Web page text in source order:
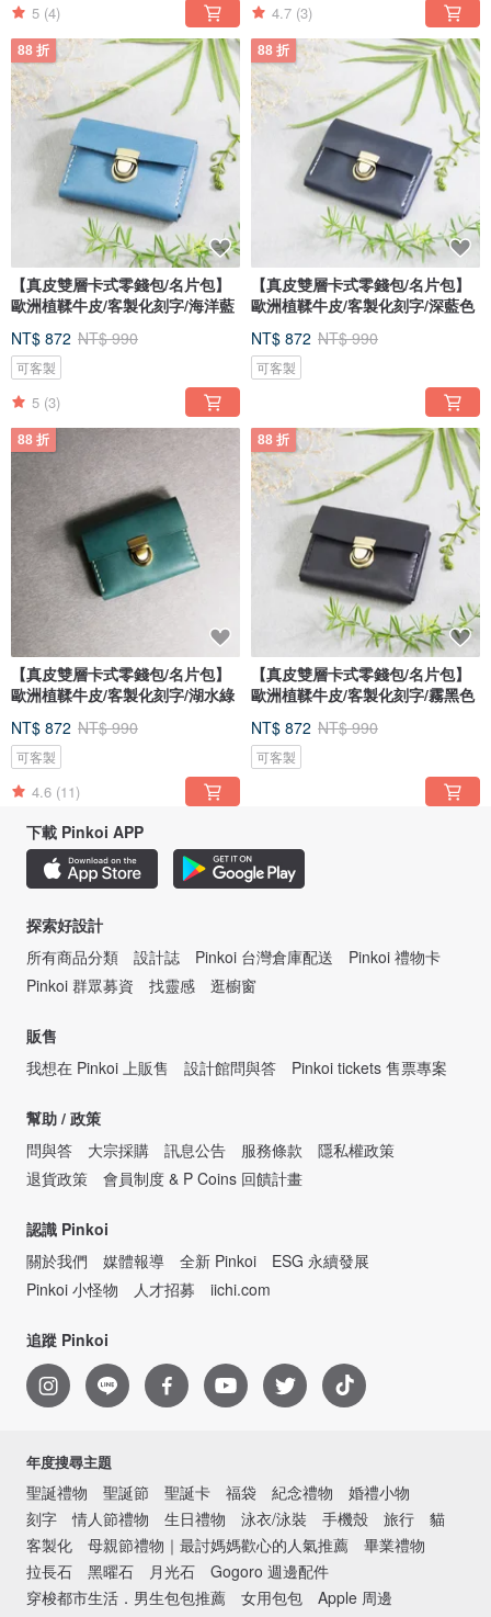
5 (4) 4.7 (3)
88 折
【真皮雙層卡式零錢包/名片包】
歐洲植鞣牛皮/客製化刻字/海洋藍
NT$ 872 NT$ 990
可客製
5 (3)
88 折
【真皮雙層卡式零錢包/名片包】
歐洲植鞣牛皮/客製化刻字/深藍色
NT$ 872 NT$ 990
可客製
88 折
【真皮雙層卡式零錢包/名片包】
歐洲植鞣牛皮/客製化刻字/湖水綠
NT$ 872 NT$ 990
可客製
4.6 (11)
88 折
【真皮雙層卡式零錢包/名片包】
歐洲植鞣牛皮/客製化刻字/霧黑色
NT$ 872 NT$ 990
可客製
下載 Pinkoi APP
探索好設計
所有商品分類
設計誌 Pinkoi 台灣倉庫配送
Pinkoi 禮物卡
Pinkoi 群眾募資
找靈感 逛櫥窗
販售
我想在 Pinkoi 上販售
設計館問與答 Pinkoi tickets 售票專案
幫助 / 政策
問與答
大宗採購 訊息公告 服務條款
隱私權政策
退貨政策
會員制度 & P Coins 回饋計畫
認識 Pinkoi
關於我們
媒體報導 全新 Pinkoi
ESG 永續發展
Pinkoi 小怪物
人才招募 iichi.com
追蹤 Pinkoi
年度搜尋主題
聖誕禮物 聖誕節 聖誕卡 福袋 紀念禮物
婚禮小物
刻字
情人節禮物 生日禮物 泳衣/泳裝 手機殼 旅行
貓
客製化
母親節禮物｜最討媽媽歡心的人氣推薦
畢業禮物
拉長石
黑曜石 月光石
Gogoro 週邊配件
穿梭都市生活．男生包包推薦
女用包包
Apple 周邊